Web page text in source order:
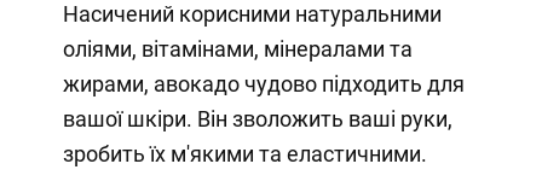
Насичений корисними натуральними
оліями, вітамінами, мінералами та
жирами, авокадо чудово підходить для
вашої шкіри. Він зволожить ваші руки,
зробить їх м'якими та еластичними.